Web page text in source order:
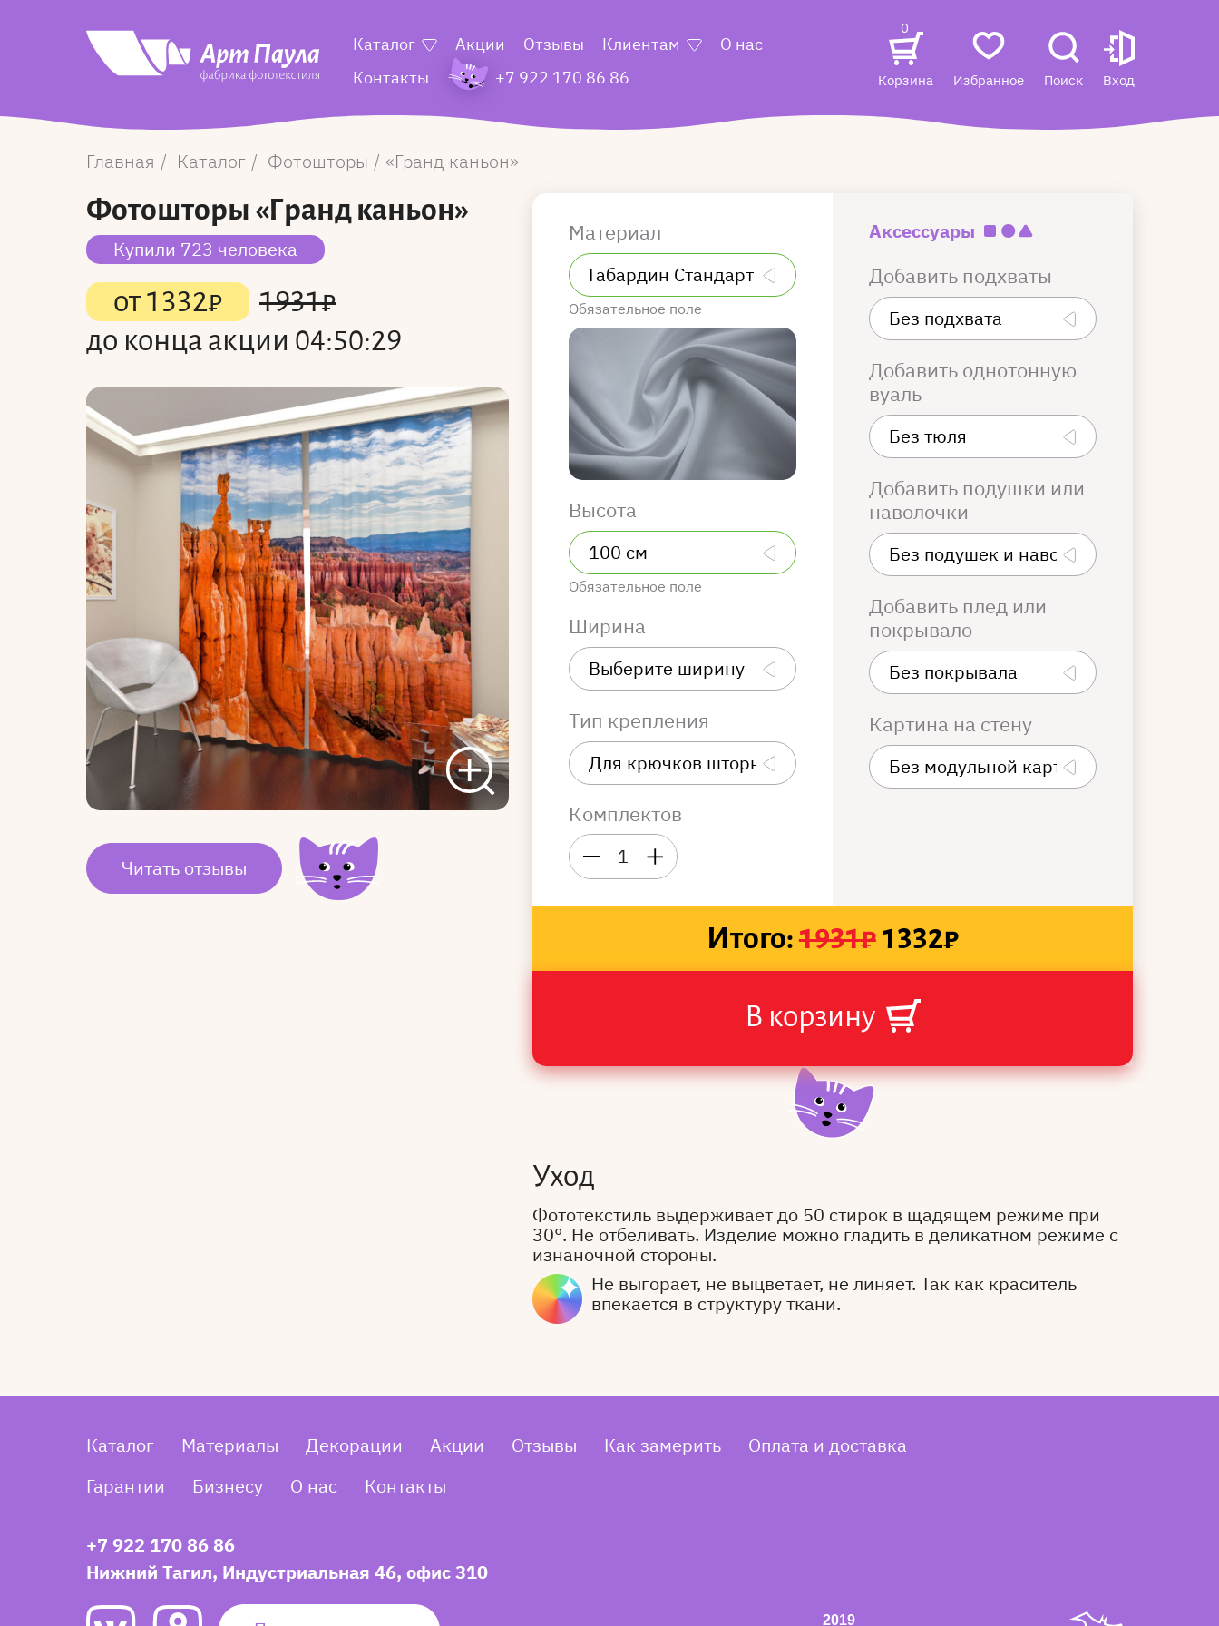
Каталог Акции Отзывы Клиентам
О нас
Контакты
+7 922 170 86 86
0
Корзина Избранное Поиск Вход
Главная Каталог Фотошторы Гранд каньон
Фотошторы «Гранд каньон»
Купили 723 человека
от1332₽ 1931₽
до конца акции 04:50:29
Читать отзывы
Материал
Обязательное поле
Высота
Обязательное поле
Ширина
Тип крепления
Комплектов
1
Аксессуары
Добавить подхваты
Добавить однотонную
вуаль
Добавить подушки или
наволочки
Добавить плед или
покрывало
Картина на стену
Итого:1931₽1332₽
В корзину
Уход
Фототекстиль выдерживает до 50 стирок в щадящем режиме при
30°. Не отбеливать. Изделие можно гладить в деликатном режиме с
изнаночной стороны.
Не выгорает, не выцветает, не линяет. Так как краситель
впекается в структуру ткани.
Каталог Материалы Декорации Акции Отзывы Как замерить
Оплата и доставка
Гарантии
Бизнесу О нас Контакты
+7 922 170 86 86
Нижний Тагил, Индустриальная 46, офис 310